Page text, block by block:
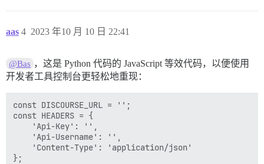
aas 2023 年10 月 10 日 22:41
4
@Bas ，这是 Python 代码的 JavaScript 等效代码，以便使用
开发者工具控制台更轻松地重现：
const DISCOURSE_URL = '';
const HEADERS = {
    'Api-Key': '',
    'Api-Username': '',
    'Content-Type': 'application/json'
};